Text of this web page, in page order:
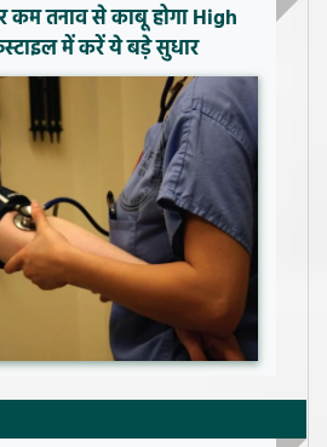
तनाव से काबू होगा High
में करें ये बड़े सुधार